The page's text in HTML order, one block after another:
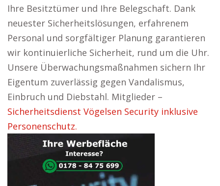
Ihre Besitztümer und Ihre Belegschaft. Dank
neuester Sicherheitslösungen, erfahrenem
Personal und sorgfältiger Planung garantieren
wir kontinuierliche Sicherheit, rund um die Uhr.
Unsere Überwachungsmaßnahmen sichern Ihr
Eigentum zuverlässig gegen Vandalismus,
Einbruch und Diebstahl. Mitglieder –
Sicherheitsdienst Vögelsen Security inklusive
Personenschutz.